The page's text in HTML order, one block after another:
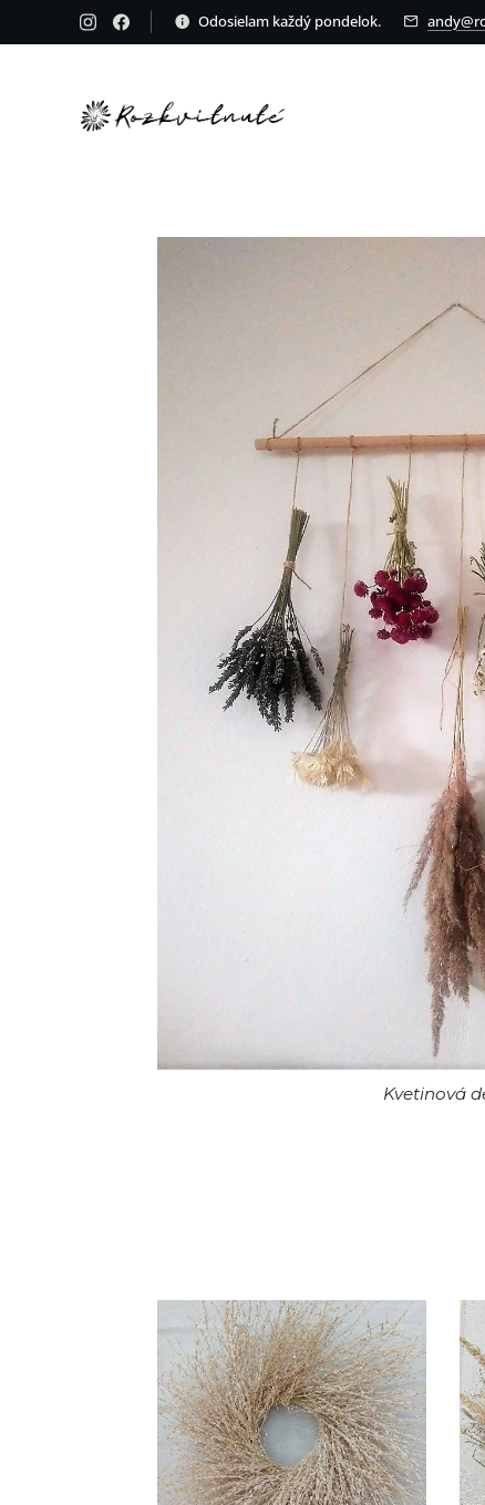
Odosielam každý pondelok.
Kvetinová